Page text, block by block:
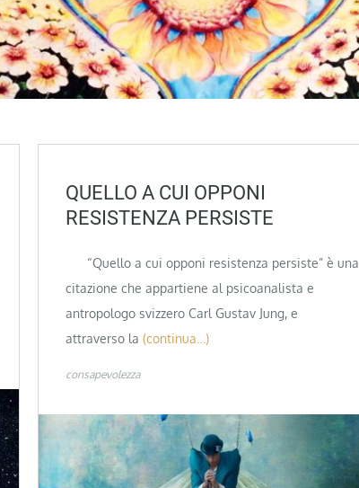
QUELLO A CUI OPPONI
RESISTENZA PERSISTE
“Quello a cui opponi resistenza persiste” è una
citazione che appartiene al psicoanalista e
antropologo svizzero Carl Gustav Jung, e
attraverso la (continua…)
consapevolezza